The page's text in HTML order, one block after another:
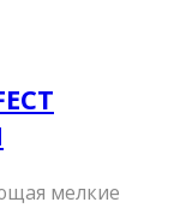
мелкие